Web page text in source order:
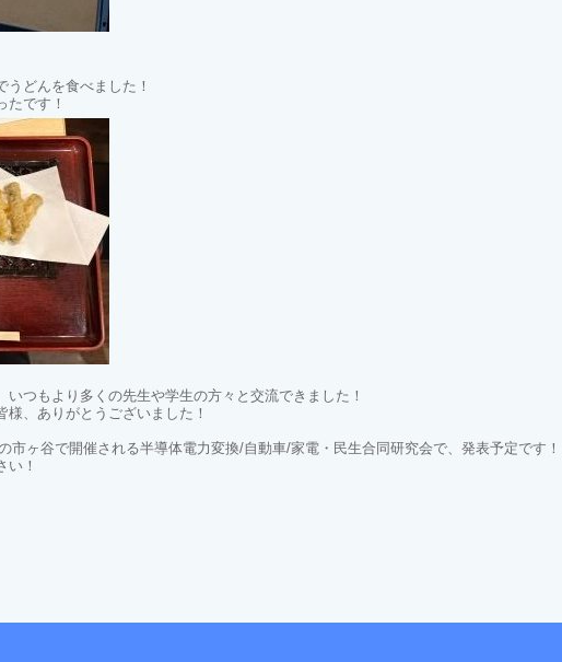
どんを食べました！
たです！
つもより多くの先生や学生の方々と交流できました！
、ありがとうございました！
市ヶ谷で開催される半導体電力変換/自動車/家電・民生合同研究会で、発表予定です！
い！